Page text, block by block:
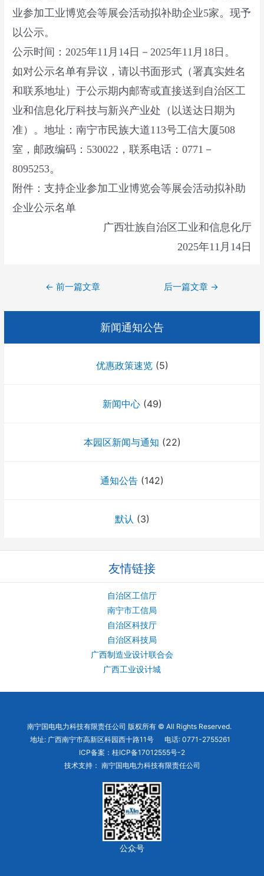
新闻通知公告
优惠政策速览(5)
新闻中心(49)
本园区新闻与通知 (22)
通知公告 (142)
默认 (3)
业参加工业博览会等展会活动拟补助企业5家。现予
以公示。
公示时间：2025年11月14日－2025年11月18日。
如对公示名单有异议，请以书面形式（署真实姓名
和联系地址）于公示期内邮寄或直接送到自治区工
业和信息化厅科技与新兴产业处（以送达日期为
准）。地址：南宁市民族大道113号工信大厦508
室，邮政编码：530022，联系电话：0771－
8095253。
附件：支持企业参加工业博览会等展会活动拟补助
企业公示名单
广西壮族自治区工业和信息化厅
2025年11月14日
导
← 前一篇文章 后一篇文章 →
友情链接
自治区工信厅
南宁市工信局
自治区科技厅
自治区科技局
广西制造业设计联合会
广西工业设计城
南宁国电电力科技有限责任公司 版权所有 © All Rights Reserved.
地址: 广西南宁市高新区科园西十路11号 电话: 0771-2755261
ICP备案： 桂ICP备17012555号-2
技术支持： 南宁国电电力科技有限责任公司
公众号